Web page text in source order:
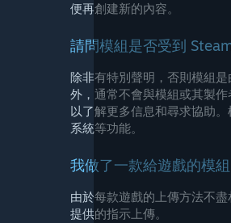
便再創建新的內容。
請問模組是否受到
除非有特別聲明，否則模組
外，通常不會與模組或其製
以了解更多信息和尋求協助
系統等功能。
我做了一款給遊戲的模
由於每款遊戲的上傳方法不
提供的指示上傳。